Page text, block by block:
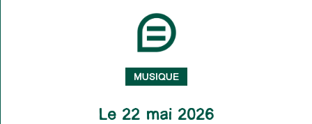
MUSIQUE
Le 22 mai 2026